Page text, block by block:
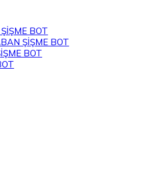
BOT
ŞİŞME BOT
BOT